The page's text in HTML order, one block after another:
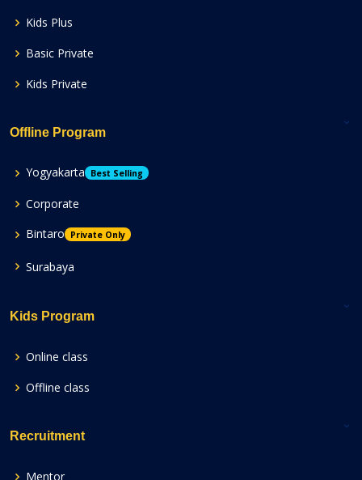
Kids Plus
Basic Private
Kids Private
Offline Program
Yogyakarta Best Selling
Corporate
Bintaro
Private Only
Surabaya
Kids Program
Online class
Offline class
Recruitment
Mentor